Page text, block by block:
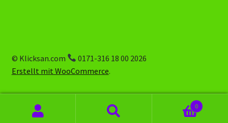
© Klicksan.com
0171-316 18 00 2026
Erstellt mit WooCommerce.
0